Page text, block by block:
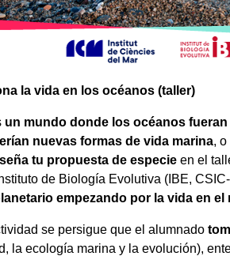
la vida en los océanos (taller)
un mundo donde los océanos
nuevas formas de vida marina,
tu propuesta de especie en el
de Biología Evolutiva (IBE,
empezando por la vida en el
se persigue que el alumnado
la ecología marina y la evolución),